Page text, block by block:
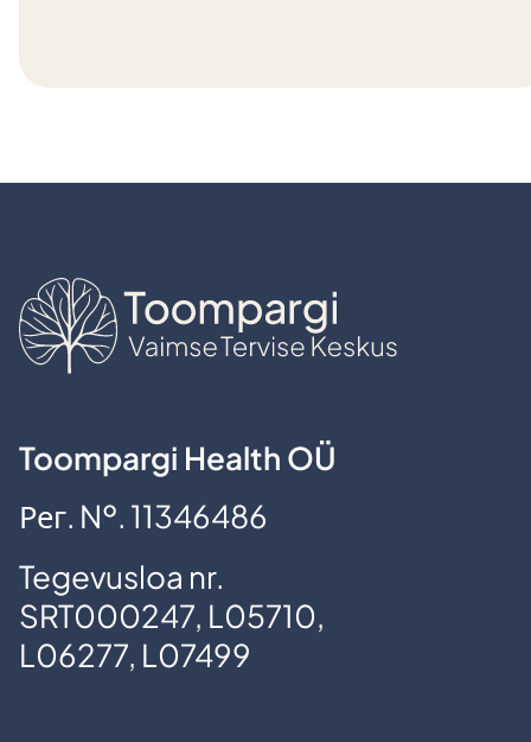
Toompargi Health OÜ
Рег. №. 11346486
Tegevusloa nr.
SRT000247, L05710,
L06277, L07499